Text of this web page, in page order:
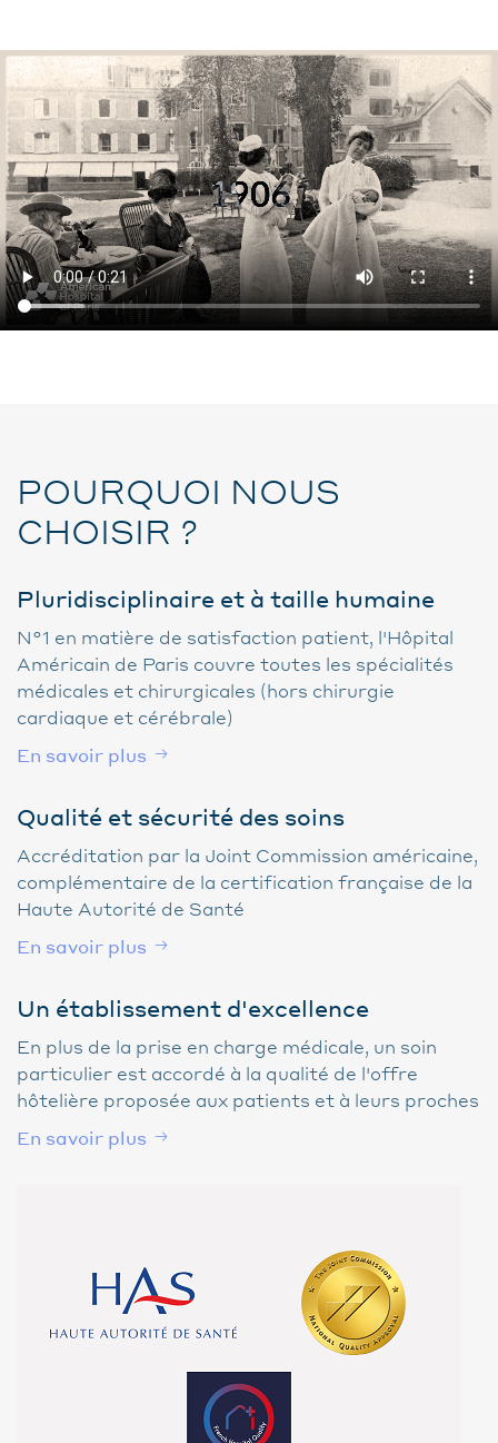
POURQUOI NOUS
CHOISIR ?
Pluridisciplinaire et à taille humaine
N°1 en matière de satisfaction patient, l'Hôpital
Américain de Paris couvre toutes les spécialités
médicales et chirurgicales (hors chirurgie
cardiaque et cérébrale)
En savoir plus
Qualité et sécurité des soins
Accréditation par la Joint Commission américaine,
complémentaire de la certification française de la
Haute Autorité de Santé
En savoir plus
Un établissement d'excellence
En plus de la prise en charge médicale, un soin
particulier est accordé à la qualité de l'offre
hôtelière proposée aux patients et à leurs proches
En savoir plus